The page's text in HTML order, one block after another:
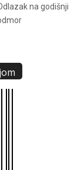
na godišnji